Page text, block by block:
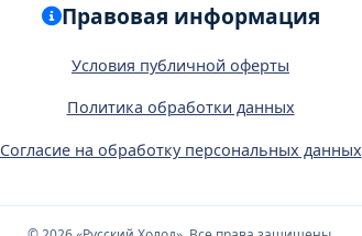
Правовая информация
Условия публичной оферты
Политика обработки данных
Согласие на обработку персональных данных